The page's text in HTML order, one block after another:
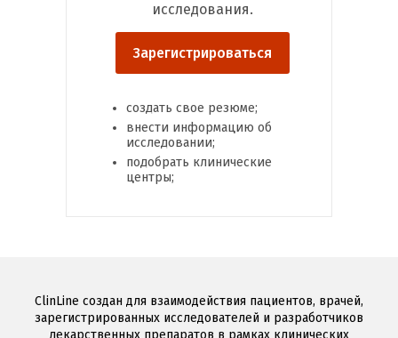
исследования.
Зарегистрироваться
создать свое резюме;
внести информацию об
исследовании;
подобрать клинические
центры;
ClinLine создан для взаимодействия пациентов, врачей,
зарегистрированных исследователей и разработчиков
лекарственных препаратов в рамках клинических